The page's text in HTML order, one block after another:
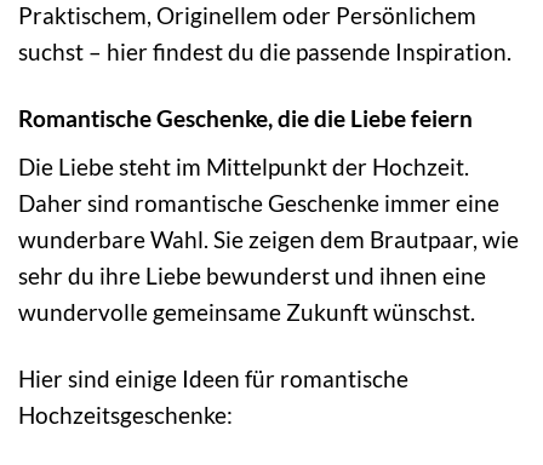
Praktischem, Originellem oder Persönlichem
suchst – hier findest du die passende Inspiration.
Romantische Geschenke, die die Liebe feiern
Die Liebe steht im Mittelpunkt der Hochzeit.
Daher sind romantische Geschenke immer eine
wunderbare Wahl. Sie zeigen dem Brautpaar, wie
sehr du ihre Liebe bewunderst und ihnen eine
wundervolle gemeinsame Zukunft wünschst.
Hier sind einige Ideen für romantische
Hochzeitsgeschenke: